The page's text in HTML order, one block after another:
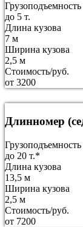
Грузоподъемность
до 5 т.
Длина кузова
7 м
Ширина кузова
2,5 м
Стоимость/руб.
от 3200
Длинномер
Грузоподъемность
до 20 т.*
Длина кузова
13,5 м
Ширина кузова
2,5 м
Стоимость/руб.
от 7200